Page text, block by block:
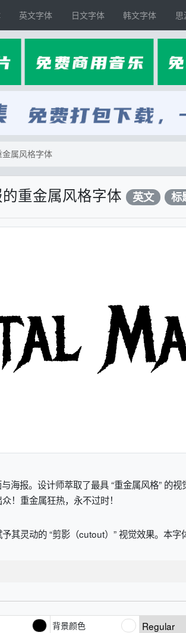
英文字体 日文字体 韩文字体
金属风格字体
重金属风格字体 英文 标
海报。设计师萃取了最具 “重金属风格” 的
！重金属狂热，永不过时！
其灵动的 “剪影（cutout）” 视觉效果。本
背景颜色